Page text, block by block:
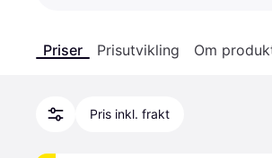
Priser Prisutvikling Om
Pris inkl. frakt